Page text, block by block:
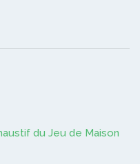
du Jeu de Maison